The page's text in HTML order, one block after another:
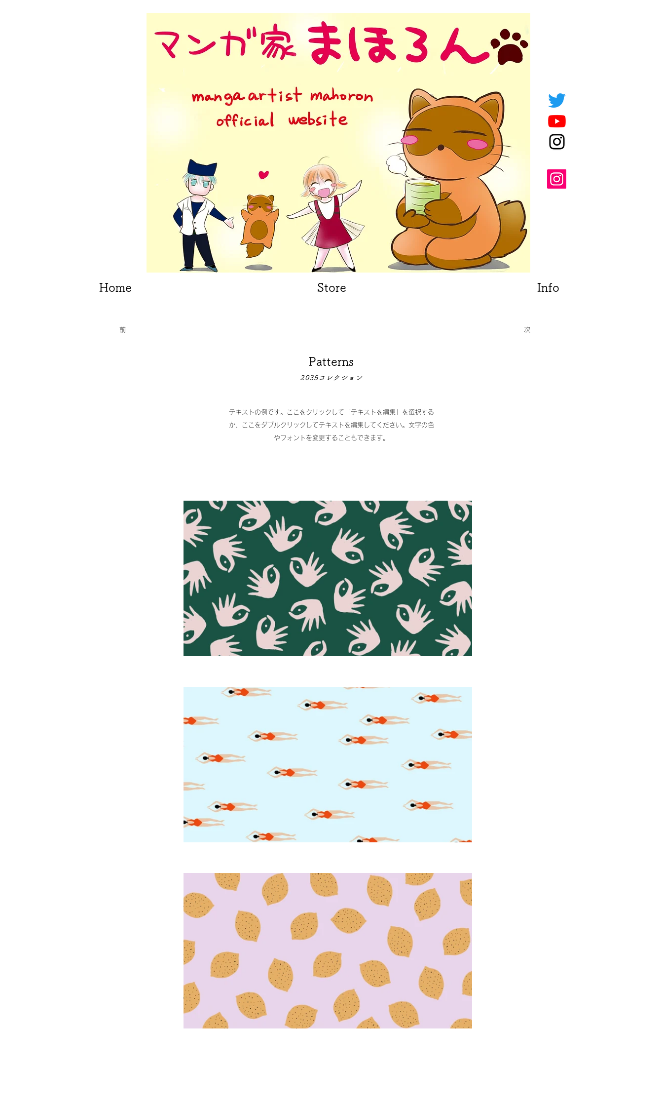
Home Store Info
前 次
Patterns
2035コレクション
テキストの例です。ここをクリックして「テキストを編集」を選択する
か、ここをダブルクリックしてテキストを編集してください。文字の色
やフォントを変更することもできます。